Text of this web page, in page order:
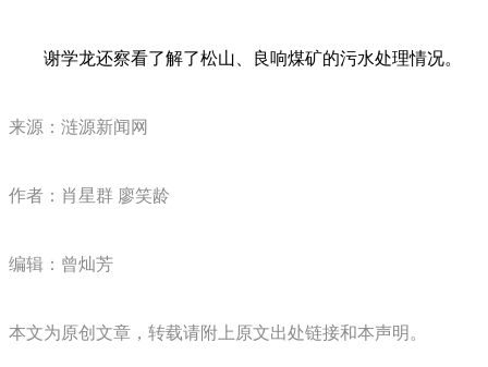
谢学龙还察看了解了松山、良响煤矿的污水处理情况。
来源：涟源新闻网
作者：肖星群 廖笑龄
编辑：曾灿芳
本文为原创文章，转载请附上原文出处链接和本声明。